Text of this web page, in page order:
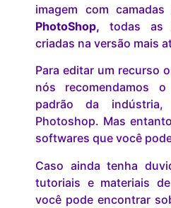
imagem com
PhotoShop, todas as
criadas na versão mais
Para editar um recurso
nós recomendamos
padrão da
Photoshop. Mas
softwares que você
Caso ainda tenha
tutoriais e materiais
você pode encontrar